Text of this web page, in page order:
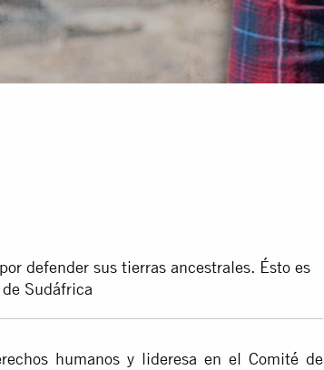
defender sus tierras ancestrales. Ésto es
Sudáfrica
humanos y lideresa en el Comité de